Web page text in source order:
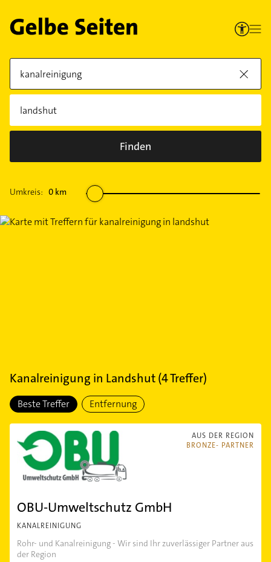
Finden
Umkreis: 0 km
Kanalreinigung in Landshut(4Treffer)
Beste Treffer Entfernung
AUS DER REGION
BRONZE- PARTNER
OBU-Umweltschutz GmbH
KANALREINIGUNG
Rohr- und Kanalreinigung - Wir sind Ihr zuverlässiger Partner aus
der Region